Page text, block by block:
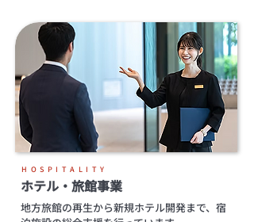
HOSPITALITY
ホテル・旅館事業
地方旅館の再生から新規ホテル開発まで、宿